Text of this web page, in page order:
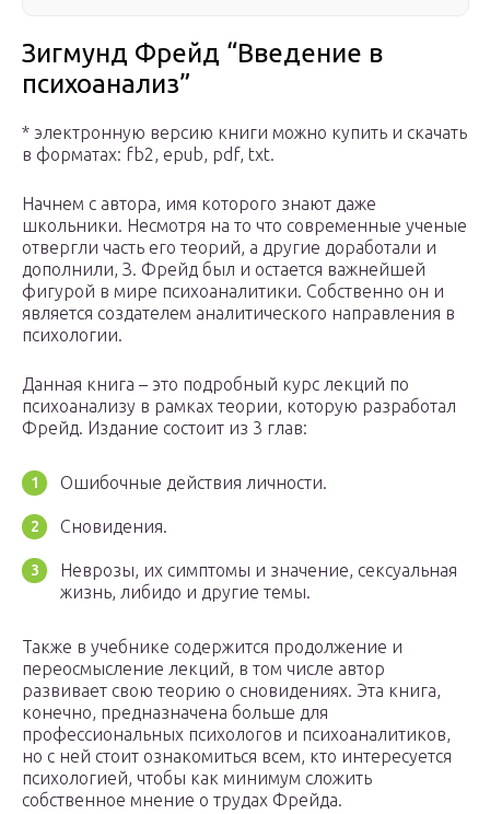
Зигмунд Фрейд “Введение в
психоанализ”
* электронную версию книги можно купить и скачать
в форматах: fb2, epub, pdf, txt.
Начнем с автора, имя которого знают даже
школьники. Несмотря на то что современные ученые
отвергли часть его теорий, а другие доработали и
дополнили, З. Фрейд был и остается важнейшей
фигурой в мире психоаналитики. Собственно он и
является создателем аналитического направления в
психологии.
Данная книга – это подробный курс лекций по
психоанализу в рамках теории, которую разработал
Фрейд. Издание состоит из 3 глав:
Ошибочные действия личности.
Сновидения.
Неврозы, их симптомы и значение, сексуальная
жизнь, либидо и другие темы.
Также в учебнике содержится продолжение и
переосмысление лекций, в том числе автор
развивает свою теорию о сновидениях. Эта книга,
конечно, предназначена больше для
профессиональных психологов и психоаналитиков,
но с ней стоит ознакомиться всем, кто интересуется
психологией, чтобы как минимум сложить
собственное мнение о трудах Фрейда.